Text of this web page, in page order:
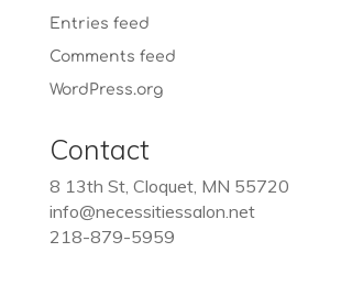
Entries feed
Comments feed
WordPress.org
Contact
8 13th St, Cloquet, MN 55720
info@necessitiessalon.net
218-879-5959